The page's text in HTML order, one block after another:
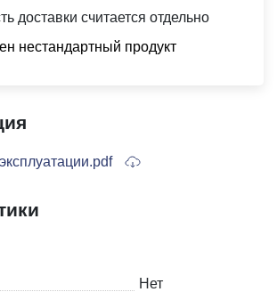
доставки считается отдельно
нестандартный продукт
Нет